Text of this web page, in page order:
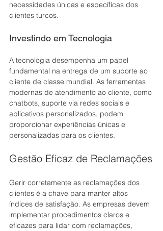
necessidades únicas e específicas dos
clientes turcos.
Investindo em Tecnologia
A tecnologia desempenha um papel
fundamental na entrega de um suporte ao
cliente de classe mundial. As ferramentas
modernas de atendimento ao cliente, como
chatbots, suporte via redes sociais e
aplicativos personalizados, podem
proporcionar experiências únicas e
personalizadas para os clientes.
Gestão Eficaz de Reclamações
Gerir corretamente as reclamações dos
clientes é a chave para manter altos
índices de satisfação. As empresas devem
implementar procedimentos claros e
eficazes para lidar com reclamações,